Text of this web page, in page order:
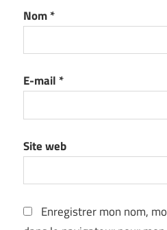
Nom*
E-mail *
Site web
Enregistrer mon nom,